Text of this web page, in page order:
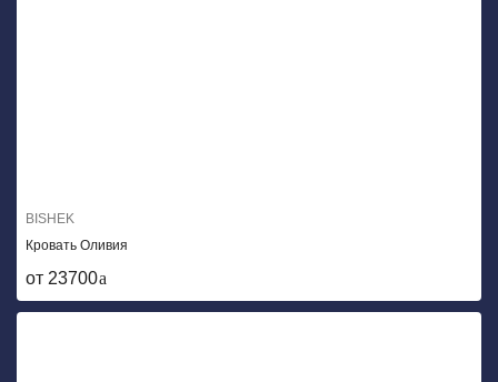
BISHEK
Кровать Оливия
от 23700